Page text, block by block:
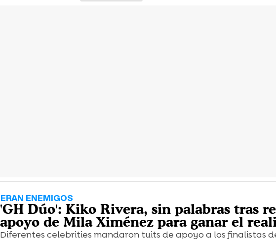
ERAN ENEMIGOS
'GH Dúo': Kiko Rivera, sin palabras tras
apoyo de Mila Ximénez para ganar el
Diferentes celebrities mandaron tuits de apoyo a los finalistas